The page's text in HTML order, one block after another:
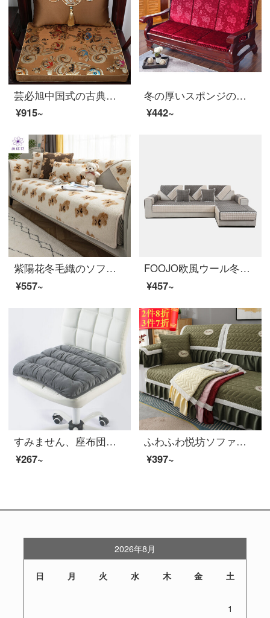
芸必旭中国式の古典ソファクッションクッションクッション冬の赤木クッション厚いスポンジクッションクッションセットカスタマイズコーヒーフラワー51*44スポンジクッション
¥915~
冬の厚いスポンジの木のソファーに中国式のシングルの赤い木の椅子のソファーのクッションを敷きます。
¥442~
紫陽花冬毛織のソファマットに滑り止め可爱い子羊の绒のソファカバーを厚くしました。
¥557~
FOOJO欧風ウール冬のソファマット現代滑り止めクッションクッション90*90 cmワンポイントタオル
¥457~
すみません、座布団と椅子、オフィスのソファークッションと椅子に冬の学生用マットを厚くして、滑り止めの滑り止めマットを敷いてください。40 cm*40 cm
¥267~
ふわふわ悦坊ソファクッションセット冬毛绒ソファカバーカバーカバーカバーカバー厚い保温欧風ソファクッションカスタマイズできます。
¥397~
2026年8月
日 月 火 水 木 金 土
1